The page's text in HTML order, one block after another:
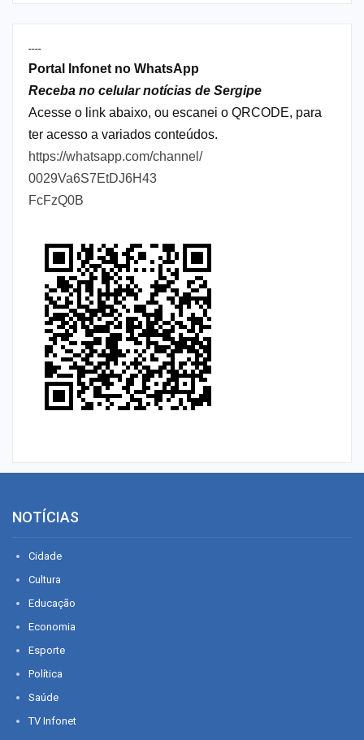
----
Portal Infonet no WhatsApp
Receba no celular notícias de Sergipe
Acesse o link abaixo, ou escanei o QRCODE, para
ter acesso a variados conteúdos.
https://whatsapp.com/channel/
0029Va6S7EtDJ6H43
FcFzQ0B
NOTÍCIAS
Cidade
Cultura
Educação
Economia
Esporte
Política
Saúde
TV Infonet